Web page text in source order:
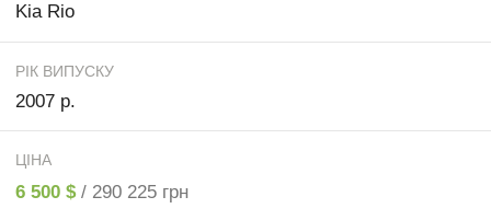
Kia Rio
РІК ВИПУСКУ
2007 р.
ЦІНА
6 500 $ / 290 225 грн